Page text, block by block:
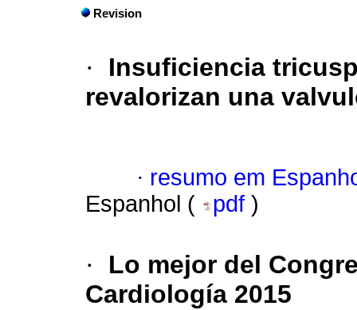
Revision
·
Insuficiencia
revalorizan una
· resumo em
Espanhol (
pdf )
·
Lo mejor del
Cardiología 2015